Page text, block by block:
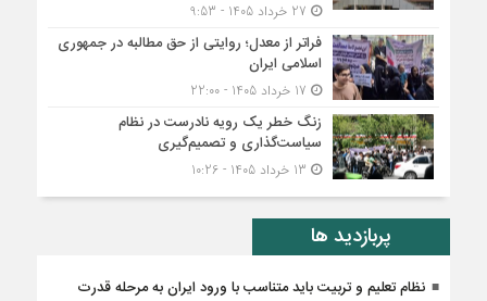
فراتر از معدل؛ روایتی از حق مطالبه در جمهوری
اسلامی ایران
زنگ خطر یک رویه نادرست در نظام
سیاست‌گذاری و تصمیم‌گیری
پربازدید ها
نظام تعلیم و تربیت باید متناسب با ورود ایران به مرحله قدرت